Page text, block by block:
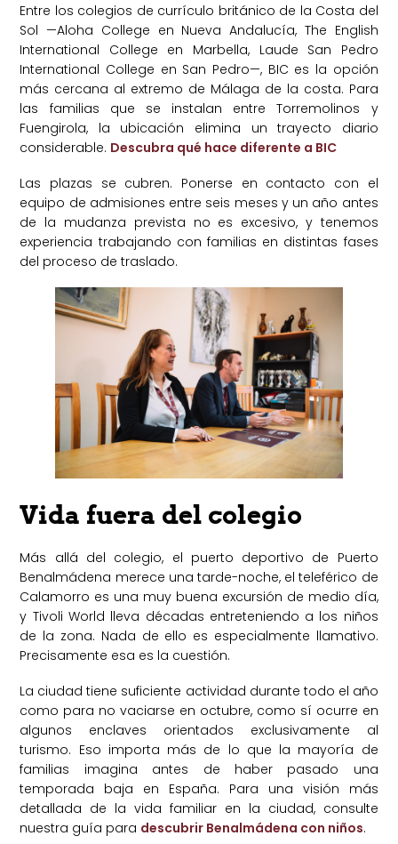
Entre los colegios de currículo británico de la Costa del
Sol —Aloha College en Nueva Andalucía, The English
International College en Marbella, Laude San Pedro
International College en San Pedro—, BIC es la opción
más cercana al extremo de Málaga de la costa. Para
las familias que se instalan entre Torremolinos y
Fuengirola, la ubicación elimina un trayecto diario
considerable. Descubra qué hace diferente a BIC
Las plazas se cubren. Ponerse en contacto con el
equipo de admisiones entre seis meses y un año antes
de la mudanza prevista no es excesivo, y tenemos
experiencia trabajando con familias en distintas fases
del proceso de traslado.
Vida fuera del colegio
Más allá del colegio, el puerto deportivo de Puerto
Benalmádena merece una tarde-noche, el teleférico de
Calamorro es una muy buena excursión de medio día,
y Tivoli World lleva décadas entreteniendo a los niños
de la zona. Nada de ello es especialmente llamativo.
Precisamente esa es la cuestión.
La ciudad tiene suficiente actividad durante todo el año
como para no vaciarse en octubre, como sí ocurre en
algunos enclaves orientados exclusivamente al
turismo. Eso importa más de lo que la mayoría de
familias imagina antes de haber pasado una
temporada baja en España. Para una visión más
detallada de la vida familiar en la ciudad, consulte
nuestra guía para descubrir Benalmádena con niños.